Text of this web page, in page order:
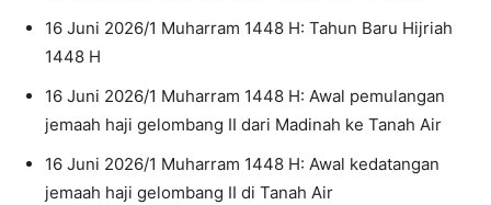
16 Juni 2026/1 Muharram 1448 H: Tahun Baru Hijriah
1448 H
16 Juni 2026/1 Muharram 1448 H: Awal pemulangan
jemaah haji gelombang II dari Madinah ke Tanah Air
16 Juni 2026/1 Muharram 1448 H: Awal kedatangan
jemaah haji gelombang II di Tanah Air